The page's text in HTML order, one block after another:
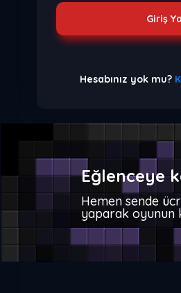
Giriş
Hesabınız yok mu?
Eğlenceye
Hemen sende
yaparak oyunun